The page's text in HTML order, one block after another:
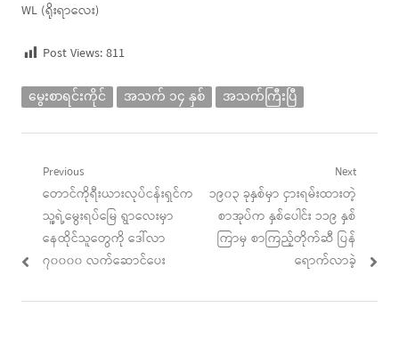
WL (ရိုးရာလေး)
Post Views:811
မွေးစာရင်းကိုင် အသက် ၁၄ နှစ် အသက်ကြီးပြီ
Post
navigation
Previous
Previous
post:
တောင်ကိုရီးယားလုပ်ငန်းရှင်က
သူ့ရဲ့မွေးရပ်မြေ ရွာလေးမှာ
နေထိုင်သူတွေကို ဒေါ်လာ
၇၀၀၀၀ လက်ဆောင်ပေး
Next
Next
post:
၁၉၀၃ ခုနှစ်မှာ ငှားရမ်းထားတဲ့
စာအုပ်က နှစ်ပေါင်း ၁၁၉ နှစ်
ကြာမှ စာကြည့်တိုက်ဆီ ပြန်
ရောက်လာခဲ့